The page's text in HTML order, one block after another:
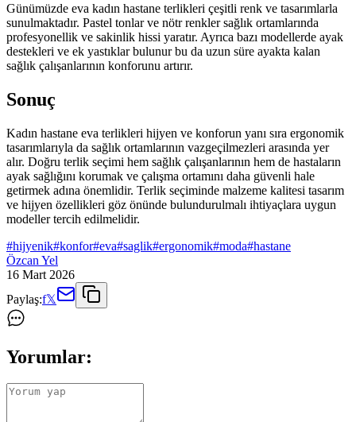
Günümüzde eva kadın hastane terlikleri çeşitli renk ve tasarımlarla
sunulmaktadır. Pastel tonlar ve nötr renkler sağlık ortamlarında
profesyonellik ve sakinlik hissi yaratır. Ayrıca bazı modellerde ayak
destekleri ve ek yastıklar bulunur bu da uzun süre ayakta kalan
sağlık çalışanlarının konforunu artırır.
Sonuç
Kadın hastane eva terlikleri hijyen ve konforun yanı sıra ergonomik
tasarımlarıyla da sağlık ortamlarının vazgeçilmezleri arasında yer
alır. Doğru terlik seçimi hem sağlık çalışanlarının hem de hastaların
ayak sağlığını korumak ve çalışma ortamını daha güvenli hale
getirmek adına önemlidir. Terlik seçiminde malzeme kalitesi tasarım
ve hijyen özellikleri göz önünde bulundurulmalı ihtiyaçlara uygun
modeller tercih edilmelidir.
#hijyenik#konfor#eva#saglik#ergonomik#moda#hastane
Özcan Yel
16 Mart 2026
Paylaş:f𝕏
Yorumlar: